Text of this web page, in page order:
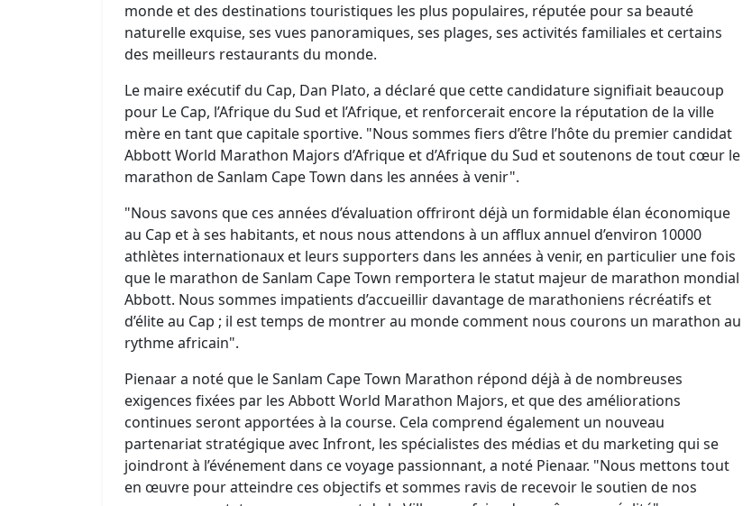
monde et des destinations touristiques les plus populaires, réputée pour sa beauté
naturelle exquise, ses vues panoramiques, ses plages, ses activités familiales et certains
des meilleurs restaurants du monde.
Le maire exécutif du Cap, Dan Plato, a déclaré que cette candidature signifiait beaucoup
pour Le Cap, l’Afrique du Sud et l’Afrique, et renforcerait encore la réputation de la ville
mère en tant que capitale sportive. "Nous sommes fiers d’être l’hôte du premier candidat
Abbott World Marathon Majors d’Afrique et d’Afrique du Sud et soutenons de tout cœur le
marathon de Sanlam Cape Town dans les années à venir".
"Nous savons que ces années d’évaluation offriront déjà un formidable élan économique
au Cap et à ses habitants, et nous nous attendons à un afflux annuel d’environ 10000
athlètes internationaux et leurs supporters dans les années à venir, en particulier une fois
que le marathon de Sanlam Cape Town remportera le statut majeur de marathon mondial
Abbott. Nous sommes impatients d’accueillir davantage de marathoniens récréatifs et
d’élite au Cap ; il est temps de montrer au monde comment nous courons un marathon au
rythme africain".
Pienaar a noté que le Sanlam Cape Town Marathon répond déjà à de nombreuses
exigences fixées par les Abbott World Marathon Majors, et que des améliorations
continues seront apportées à la course. Cela comprend également un nouveau
partenariat stratégique avec Infront, les spécialistes des médias et du marketing qui se
joindront à l’événement dans ce voyage passionnant, a noté Pienaar. "Nous mettons tout
en œuvre pour atteindre ces objectifs et sommes ravis de recevoir le soutien de nos